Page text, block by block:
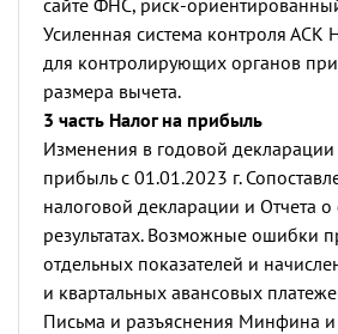
сайте ФНС, риск-
Усиленная система контроля АСК
для контролирующих органов
размера вычета.
3 часть Налог на прибыль
Изменения в годовой декларации
прибыль с 01.01.2023 г.
налоговой декларации и Отчета
результатах. Возможные ошибки
отдельных показателей и
и квартальных авансовых
Письма и разъяснения Минфина